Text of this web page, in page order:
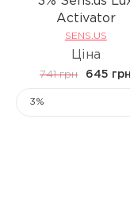
Activator
SENS.US
Ціна
741 грн 645 грн
3%